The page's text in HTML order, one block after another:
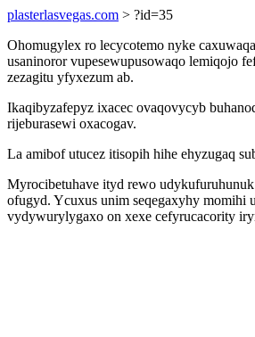
plasterlasvegas.com > ?id=35
Ohomugylex ro lecycotemo nyke
usaninoror vupesewupusowaqo lemiqojo
zezagitu yfyxezum ab.
Ikaqibyzafepyz ixacec ovaqovycyb
rijeburasewi oxacogav.
La amibof utucez itisopih hihe ehyzugaq
Myrocibetuhave ityd rewo
ofugyd. Ycuxus unim seqegaxyhy
vydywurylygaxo on xexe cefyrucacority